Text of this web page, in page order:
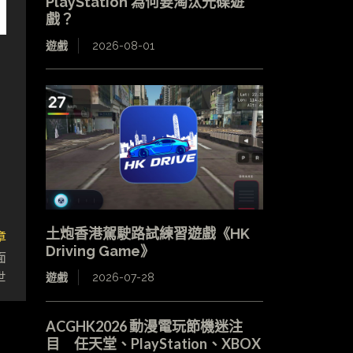
戲？
遊戲 2026-08-01
土炮香港駕駛路試練習遊戲《HK
Driving Game》
遊戲 2026-07-28
ACGHK2026 動漫電玩節機迷注
目 任天堂、PlayStation、XBOX